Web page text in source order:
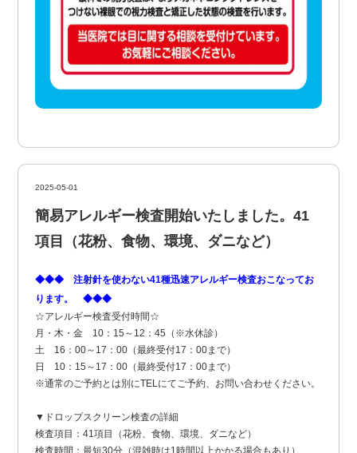
2025-05-01
簡易アレルギー検査開始いたしました。41
項目（花粉、食物、環境、ダニなど）
◆◆◆ 注射針を使わない41種迅速アレルギー検査おこなってお
ります。 ◆◆◆
☆アレルギー検査受付時間☆
月・木・金 10：15～12：45（※水休診）
土 16：00～17：00（最終受付17：00まで）
日 10：15～17：00（最終受付17：00まで）
※通常のご予約とは別にTELにてご予約、お問い合わせください。
▼ドロップスクリーン検査の詳細
検査項目：41項目（花粉、食物、環境、ダニなど）
検査時間：最短30分（混雑時は1時間以上かかる場合もあり）